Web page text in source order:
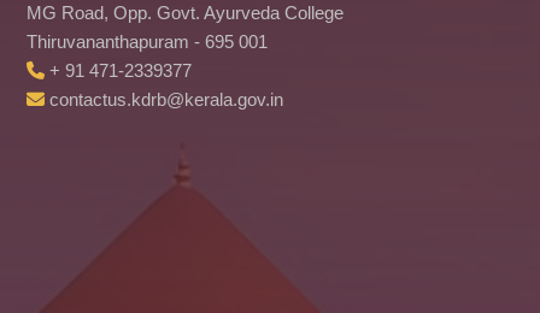
MG Road, Opp. Govt. Ayurveda College
Thiruvananthapuram - 695 001
+ 91 471-2339377
contactus.kdrb@kerala.gov.in